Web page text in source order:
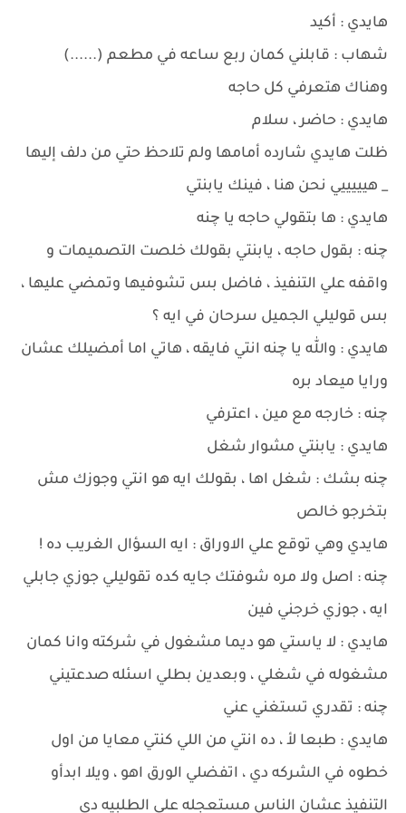
هايدي : أكيد
شهاب : قابلني كمان ربع ساعه في مطعم (......)
وهناك هتعرفي كل حاجه
هايدي : حاضر ، سلام
ظلت هايدي شارده أمامها ولم تلاحظ حتي من دلف إليها
_ هيييييي نحن هنا ، فينك يابنتي
هايدي : ها بتقولي حاجه يا چنه
چنه : بقول حاجه ، يابنتي بقولك خلصت التصميمات و
واقفه علي التنفيذ ، فاضل بس تشوفيها وتمضي عليها ،
بس قوليلي الجميل سرحان في ايه ؟
هايدي : والله يا چنه انتي فايقه ، هاتي اما أمضيلك عشان
ورايا ميعاد بره
چنه : خارجه مع مين ، اعترفي
هايدي : يابنتي مشوار شغل
چنه بشك : شغل اها ، بقولك ايه هو انتي وجوزك مش
بتخرجو خالص
هايدي وهي توقع علي الاوراق : ايه السؤال الغريب ده !
چنه : اصل ولا مره شوفتك جايه كده تقوليلي جوزي جابلي
ايه ، جوزي خرجني فين
هايدي : لا ياستي هو ديما مشغول في شركته وانا كمان
مشغوله في شغلي ، وبعدين بطلي اسئله صدعتيني
چنه : تقدري تستغني عني
هايدي : طبعا لأ ، ده انتي من اللي كنتي معايا من اول
خطوه في الشركه دي ، اتفضلي الورق اهو ، ويلا ابدأو
التنفيذ عشان الناس مستعجله علي الطلبيه دي